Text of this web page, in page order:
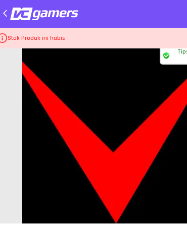
Stok Produk ini habis
Top Up Game Higgs Games Island